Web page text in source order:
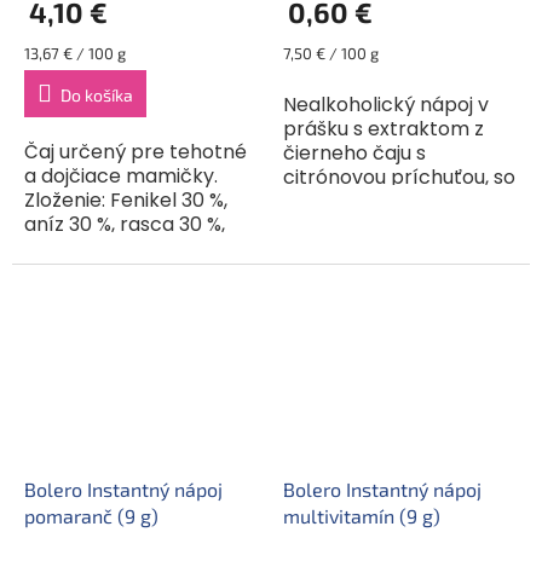
4,10 €
Jednotková
cena:
13,67 € / 100 g
Do košíka
Čaj určený pre tehotné
a dojčiace mamičky.
Zloženie: Fenikel 30 %,
aníz 30 %, rasca 30 %,
Distribútor: Baby-bio, s.
0,60 €
Jednotková
7,50 € / 100 g
Nealkoholický nápoj v
prášku s extraktom z
čierneho čaju s
citrónovou príchuťou, so
použiteľná zmes. Môže
Bolero Instantný nápoj
pomaranč (9 g)
Bolero Instantný nápoj
multivitamín (9 g)